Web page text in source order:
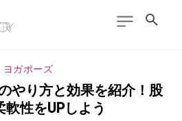
ヨガポーズ
やり方と効果を紹介！股
軟性をUPしよう